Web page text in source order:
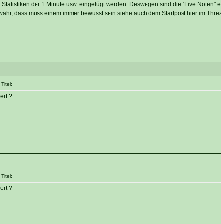
der 1 Minute usw. eingefügt werden. Deswegen sind die "Live Noten"
dass muss einem immer bewusst sein siehe auch dem Startpost hier im
?
?